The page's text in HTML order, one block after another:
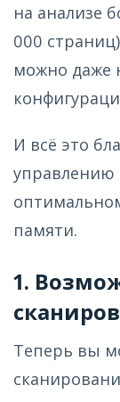
на анализе
000
можно даже
И всё это
управлению
памяти.
1.
Теперь вы